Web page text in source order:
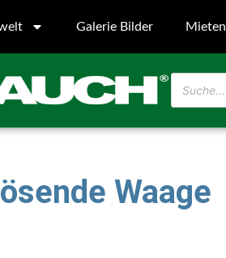
Galerie Bilder Mieten
Waage